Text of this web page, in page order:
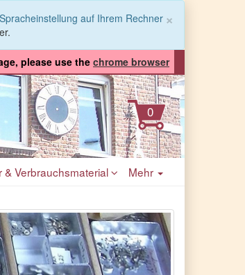
×
auf Ihrem Rechner
please use the chrome browser
& Verbrauchsmaterial Mehr